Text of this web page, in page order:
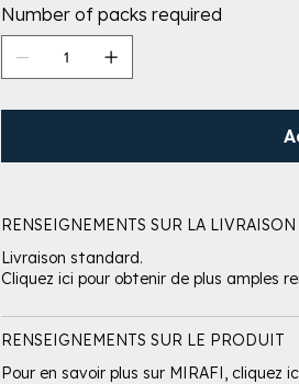
Number of packs required
RENSEIGNEMENTS SUR LA LIVRAISON
Livraison standard.
Cliquez ici pour obtenir de plus amples
RENSEIGNEMENTS SUR LE PRODUIT
Pour en savoir plus sur MIRAFI, cliquez